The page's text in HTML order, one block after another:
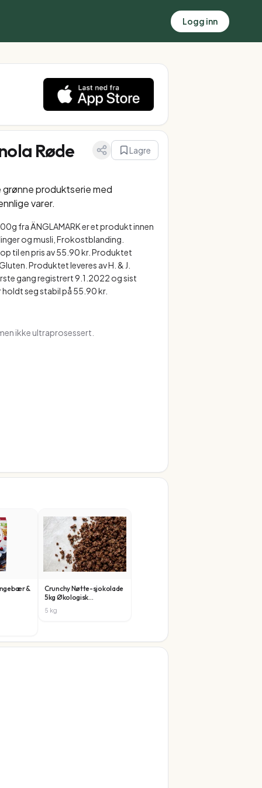
Logg inn
Røde
Lagre
produktserie med
varer.
fra ÄNGLAMARK er et produkt innen
og musli, Frokostblanding.
til en pris av 55.90 kr. Produktet
Produktet leveres av H. & J.
gang registrert 9.1.2022 og sist
seg stabil på 55.90 kr.
ikke ultraprosessert.
&
Crunchy Nøtte-sjokolade
5kg Økologisk
Frokostblanding
5 kg